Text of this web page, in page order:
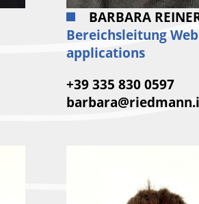
BARBARA
Bereichsleitung Web
applications
+39 335 830 0597